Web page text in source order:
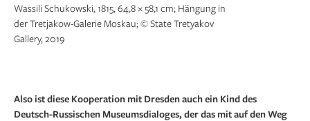
Wassili Schukowski, 1815, 64,8 × 58,1 cm; Hängung in
der Tretjakow-Galerie Moskau; © State Tretyakov
Gallery, 2019
Also ist diese Kooperation mit Dresden auch ein Kind des
Deutsch-Russischen Museumsdialoges, der das mit auf den Weg